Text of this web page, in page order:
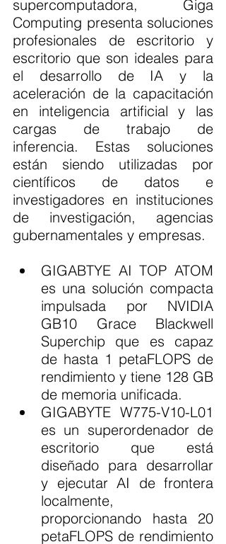
supercomputadora, Giga
Computing presenta soluciones
profesionales de escritorio y
escritorio que son ideales para
el desarrollo de IA y la
aceleración de la capacitación
en inteligencia artificial y las
cargas de trabajo de
inferencia. Estas soluciones
están siendo utilizadas por
científicos de datos e
investigadores en instituciones
de investigación, agencias
gubernamentales y empresas.
GIGABTYE AI TOP ATOM
es una solución compacta
impulsada por NVIDIA
GB10 Grace Blackwell
Superchip que es capaz
de hasta 1 petaFLOPS de
rendimiento y tiene 128 GB
de memoria unificada.
GIGABYTE W775-V10-L01
es un superordenador de
escritorio que está
diseñado para desarrollar
y ejecutar AI de frontera
localmente,
proporcionando hasta 20
petaFLOPS de rendimiento